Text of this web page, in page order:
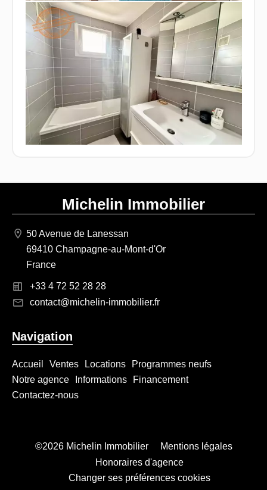
Michelin Immobilier
50 Avenue de Lanessan
69410 Champagne-au-Mont-d'Or
France
+33 4 72 52 28 28
contact@michelin-immobilier.fr
Navigation
Accueil Ventes Locations
Programmes neufs
Notre agence
Informations
Financement
Contactez-nous
©2026 Michelin Immobilier
Mentions légales
Honoraires d'agence
Changer ses préférences cookies